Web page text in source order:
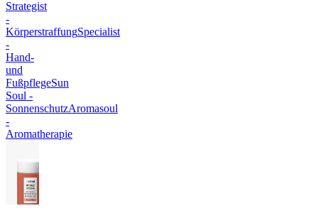
Strategist
-
KörperstraffungSpecialist
-
Hand-
und
FußpflegeSun
Soul -
SonnenschutzAromasoul
-
Aromatherapie